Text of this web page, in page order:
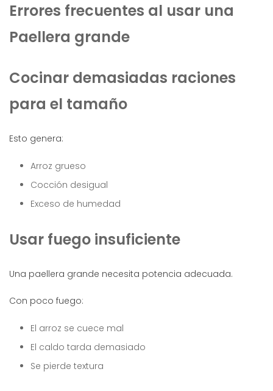
Errores frecuentes al usar una
Paellera grande
Cocinar demasiadas raciones
para el tamaño
Esto genera:
Arroz grueso
Cocción desigual
Exceso de humedad
Usar fuego insuficiente
Una paellera grande necesita potencia adecuada.
Con poco fuego:
El arroz se cuece mal
El caldo tarda demasiado
Se pierde textura